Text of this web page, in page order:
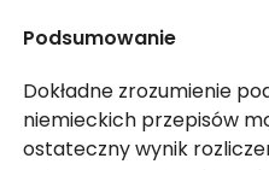
Podsumowanie
Dokładne zrozumienie
niemieckich przepisów
ostateczny wynik